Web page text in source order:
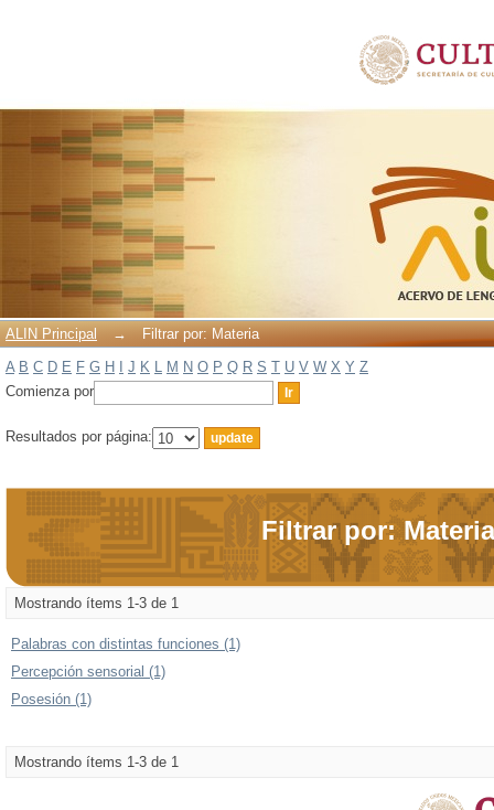
ALIN Principal →
Filtrar por: Materia
A B C D E F G H J K L M N O P Q R S T U V W X Y Z
Comienza por
Resultados por página:
Filtrar por: Materia
Mostrando ítems 1-3 de 1
Palabras con distintas funciones (1)
Percepción sensorial (1)
Posesión (1)
Mostrando ítems 1-3 de 1